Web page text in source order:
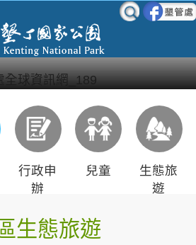
行政申
辦
兒童
生態旅
遊
生態旅遊